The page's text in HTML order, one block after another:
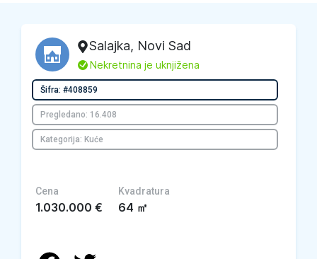
Salajka, Novi Sad
L Nekretnina je uknjižena
Šifra: #408859
Pregledano: 16.408
Kategorija: Kuće
Cena
1.030.000 €
Kvadratura
64 ㎡